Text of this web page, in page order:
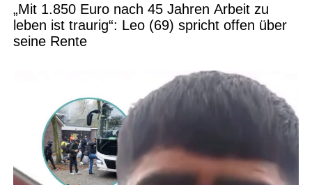
„Mit 1.850 Euro nach 45 Jahren Arbeit zu
leben ist traurig“: Leo (69) spricht offen über
seine Rente